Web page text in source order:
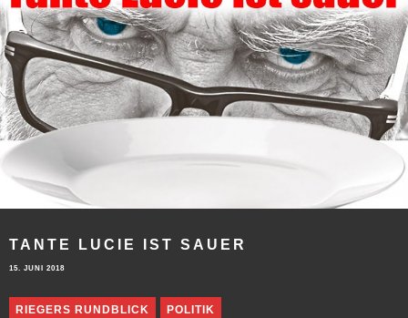
TANTE LUCIE IST SAUER
15. JUNI 2018
RIEGERS RUNDBLICK POLITIK